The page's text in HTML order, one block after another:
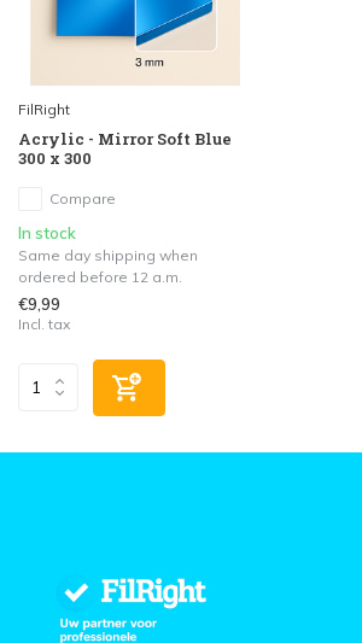
FilRight
Acrylic - Mirror Soft Blue
300 x 300
Compare
In stock
Same day shipping when
ordered before 12 a.m.
€9,99
Incl. tax